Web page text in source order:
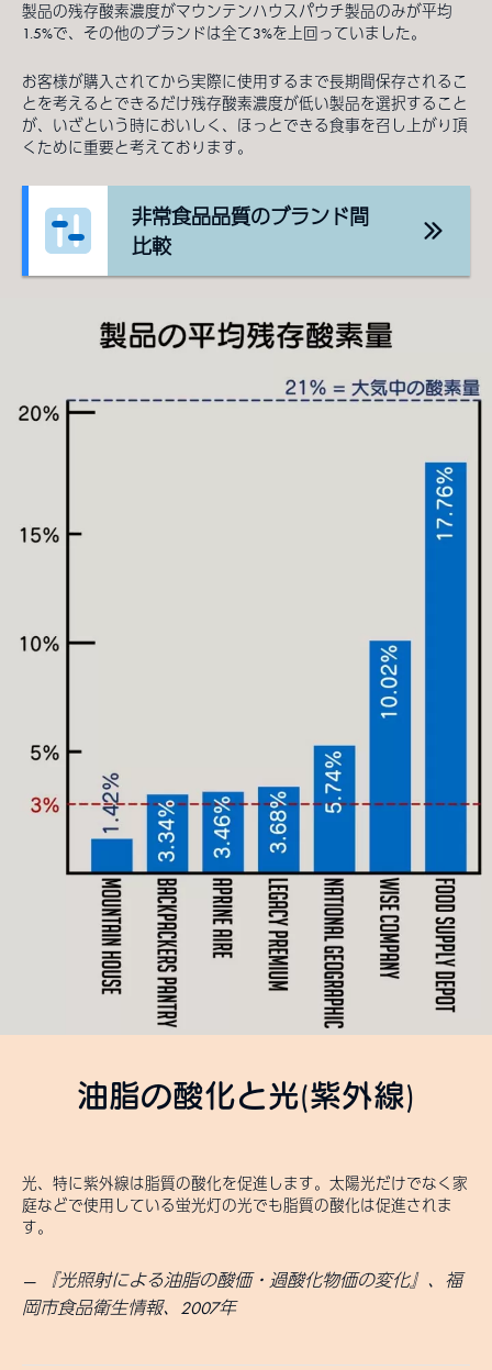
製品の残存酸素濃度がマウンテンハウスパウチ製品のみが平均
1.5%で、その他のブランドは全て3%を上回っていました。
お客様が購入されてから実際に使用するまで長期間保存されるこ
とを考えるとできるだけ残存酸素濃度が低い製品を選択すること
が、いざという時においしく、ほっとできる食事を召し上がり頂
くために重要と考えております。
非常食品品質のブランド間
比較
油脂の酸化と光(紫外線)
光、特に紫外線は脂質の酸化を促進します。太陽光だけでなく家
庭などで使用している蛍光灯の光でも脂質の酸化は促進されま
す。
『光照射による油脂の酸価・過酸化物価の変化』、福
岡市食品衛生情報、2007年